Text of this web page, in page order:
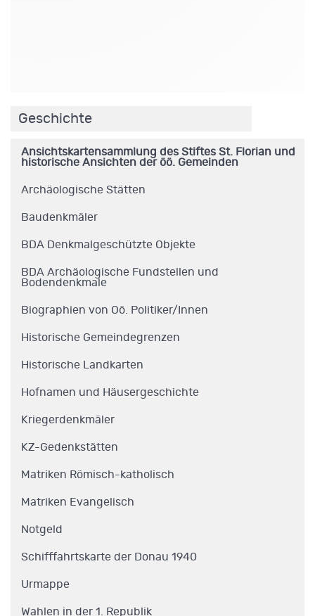
Geschichte
Ansichtskartensammlung des Stiftes St. Florian und
historische Ansichten der öö. Gemeinden
Archäologische Stätten
Baudenkmäler
BDA Denkmalgeschützte Objekte
BDA Archäologische Fundstellen und
Bodendenkmale
Biographien von Oö. Politiker/Innen
Historische Gemeindegrenzen
Historische Landkarten
Hofnamen und Häusergeschichte
Kriegerdenkmäler
KZ-Gedenkstätten
Matriken Römisch-katholisch
Matriken Evangelisch
Notgeld
Schifffahrtskarte der Donau 1940
Urmappe
Wahlen in der 1. Republik